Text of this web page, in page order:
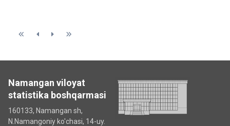
Namangan viloyat
statistika boshqarmasi
160133, Namangan sh,
N.Namangoniy ko'chasi, 14-uy.